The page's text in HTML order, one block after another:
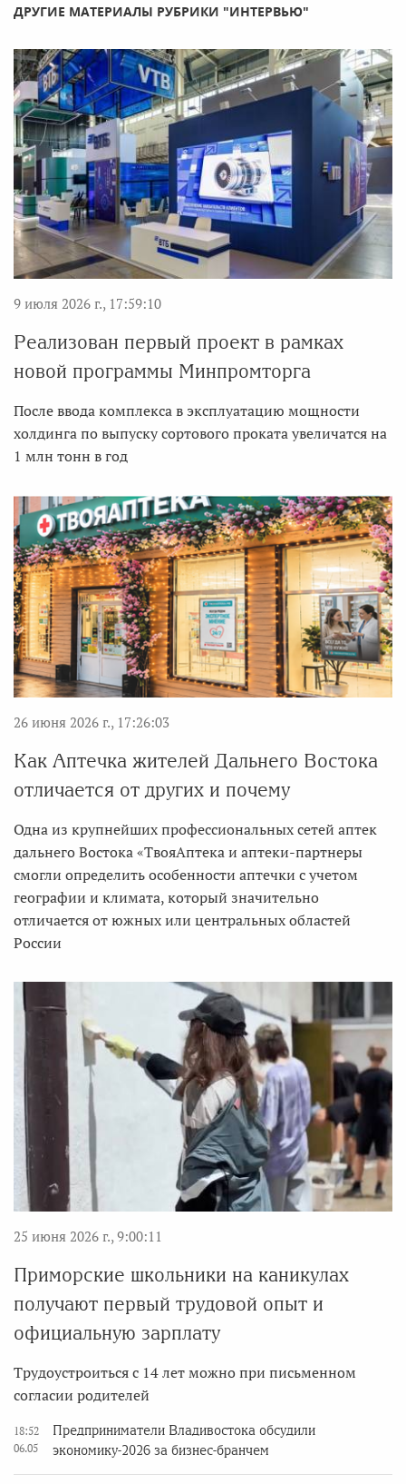
ДРУГИЕ МАТЕРИАЛЫ РУБРИКИ "ИНТЕРВЬЮ"
9 июля 2026 г., 17:59:10
Реализован первый проект в рамках
новой программы Минпромторга
После ввода комплекса в эксплуатацию мощности
холдинга по выпуску сортового проката увеличатся на
1 млн тонн в год
26 июня 2026 г., 17:26:03
Как Аптечка жителей Дальнего Востока
отличается от других и почему
Одна из крупнейших профессиональных сетей аптек
дальнего Востока «ТвояАптека и аптеки-партнеры
смогли определить особенности аптечки с учетом
географии и климата, который значительно
отличается от южных или центральных областей
России
25 июня 2026 г., 9:00:11
Приморские школьники на каникулах
получают первый трудовой опыт и
официальную зарплату
Трудоустроиться с 14 лет можно при письменном
согласии родителей
18:52
06.05
Предприниматели Владивостока обсудили
экономику-2026 за бизнес-бранчем